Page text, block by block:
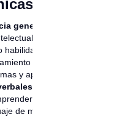
general (CI):
global del
como
abstracto,
y aprendizaje.
procesar
de manera